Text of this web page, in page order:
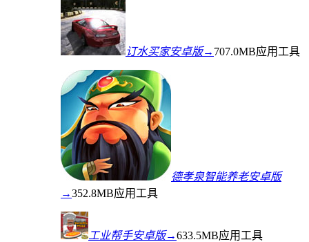
订水买家安卓版→ 707.0MB应用工具
德孝泉智能养老安卓版
→352.8MB应用工具
工业帮手安卓版→633.5MB应用工具